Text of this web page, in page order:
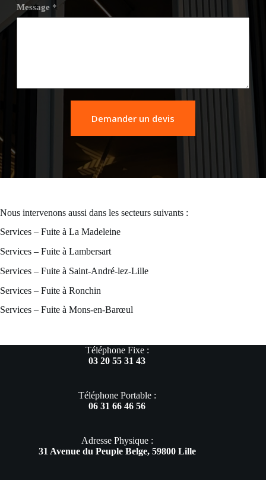
Message *
Demander un devis
Nous intervenons aussi dans les secteurs suivants :
Services – Fuite à La Madeleine
Services – Fuite à Lambersart
Services – Fuite à Saint-André-lez-Lille
Services – Fuite à Ronchin
Services – Fuite à Mons-en-Barœul
Téléphone Fixe :
03 20 55 31 43
Téléphone Portable :
06 31 66 46 56
Adresse Physique :
31 Avenue du Peuple Belge, 59800 Lille